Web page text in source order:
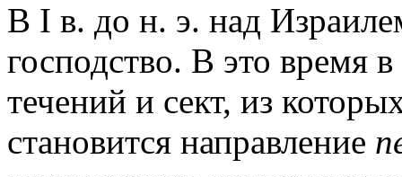
В I в. до н. э. над
господство. В это время
течений и сект, из
становится направление